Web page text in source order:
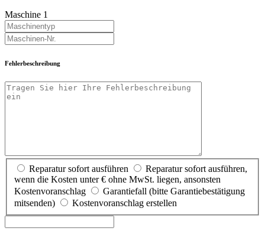
Maschine 1
Fehlerbeschreibung
Reparatur sofort ausführen
Reparatur sofort ausführen,
wenn die Kosten unter € ohne MwSt. liegen, ansonsten
Kostenvoranschlag
Garantiefall (bitte Garantiebestätigung
mitsenden)
Kostenvoranschlag erstellen